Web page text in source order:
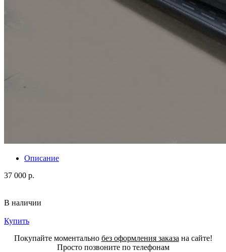
Описание
37 000 р.
В наличии
Купить
Покупайте моментально без оформления заказа на сайте!
Просто позвоните по телефонам